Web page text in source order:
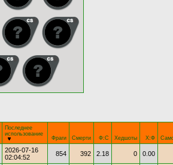
Последнее
использование
Фраги Смерти Ф:С Хедшоты Х:Ф
2026-07-16
02:04:52
854 392 2.18 0 0.00